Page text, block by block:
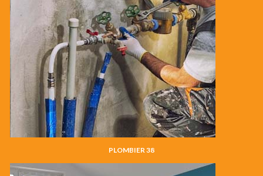
PLOMBIER 38